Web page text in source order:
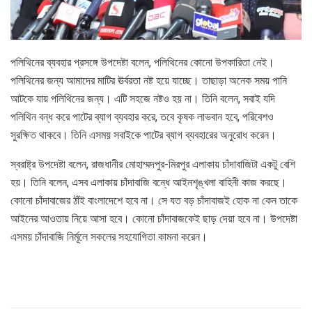
পলিথিনের ব্যবহার প্রসঙ্গে উপদেষ্টা বলেন, পলিথিনের কোনো উপকারিতা নেই।
পলিথিনের জন্য আমাদের মাটির ঊর্বরতা নষ্ট হয়ে যাচ্ছে। তাছাড়া অনেক সময় পানি
আটকে যায় পলিথিনের জন্য। এটি সহজে নষ্টও হয় না। তিনি বলেন, সবাই যদি
পলিথিন বন্ধ করে পাটের ব্যাগ ব্যবহার করে, তবে কৃষক লাভবান হবে, পরিবেশও
সুরক্ষিত থাকবে। তিনি এসময় সবাইকে পাটের ব্যাগ ব্যবহারের অনুরোধ করেন।
স্বরাষ্ট্র উপদেষ্টা বলেন, রাজধানীর মোহাম্মদপুর-মিরপুর এলাকায় চাঁদাবাজিটা একটু বেশি
হয়। তিনি বলেন, এসব এলাকায় চাঁদাবাজি বন্ধে আইনশৃঙ্খলা বাহিনী কাজ করছে।
কোনো চাঁদাবাজের ঠাঁই বাংলাদেশে হবে না। সে যত বড় চাঁদাবাজই হোক না কেন তাকে
আইনের আওতায় নিয়ে আসা হবে। কোনো চাঁদাবাজকেই ছাড় দেয়া হবে না। উপদেষ্টা
এসময় চাঁদাবাজি নির্মূলে সকলের সহযোগিতা কামনা করেন।